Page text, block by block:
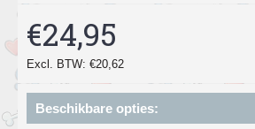
€24,95
Excl. BTW: €20,62
Beschikbare opties: